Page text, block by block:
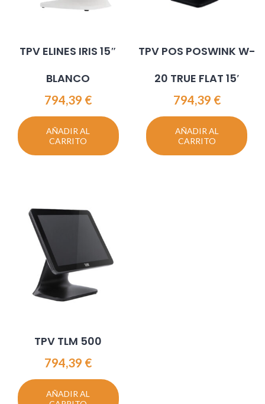
TPV ELINES IRIS 15″
BLANCO
794,39 €
AÑADIR AL
CARRITO
TPV POS POSWINK W-
20 TRUE FLAT 15′
794,39 €
AÑADIR AL
CARRITO
TPV TLM 500
794,39 €
AÑADIR AL